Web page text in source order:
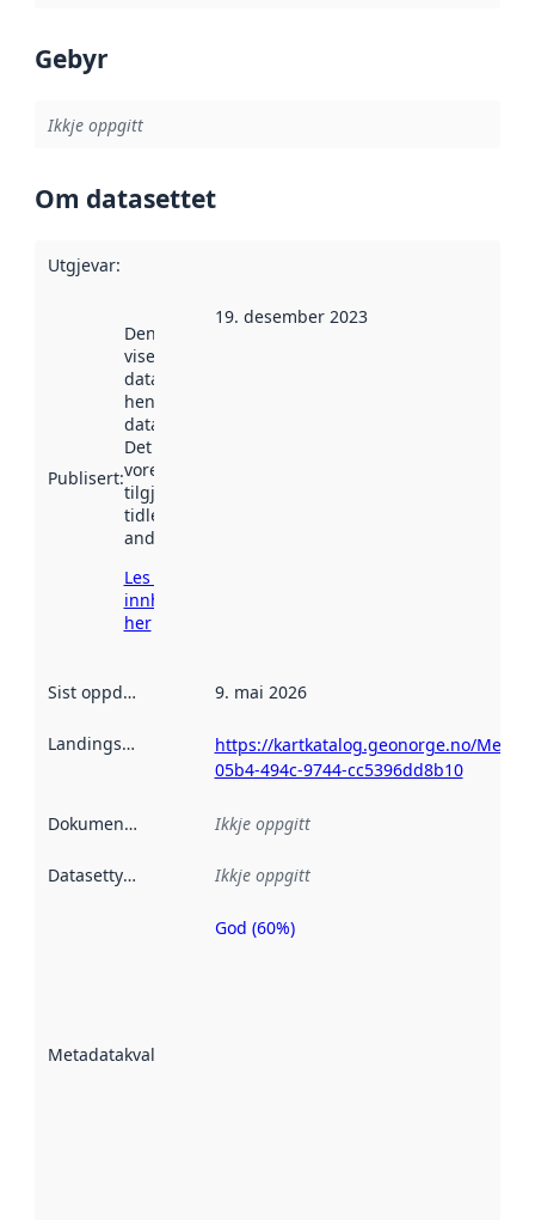
Gebyr
Ikkje oppgitt
Om datasettet
Utgjevar:
Publisert:
Denne datoen
viser når
datasettet vart
henta inn av
data.norge.no.
Det kan ha
vore
tilgjengeleg
tidlegare
andre stader.
Les meir om
innhenting
her
19. desember 2023
Sist oppdatert 9. mai 2026
Landingsside
https://kartkatalog.geonorge.no/
05b4-494c-9744-cc5396dd8b10
Dokumentasjon Ikkje oppgitt
Datasettype Ikkje oppgitt
Metadatakvalitet
Metadatakvalitet
God (60%)